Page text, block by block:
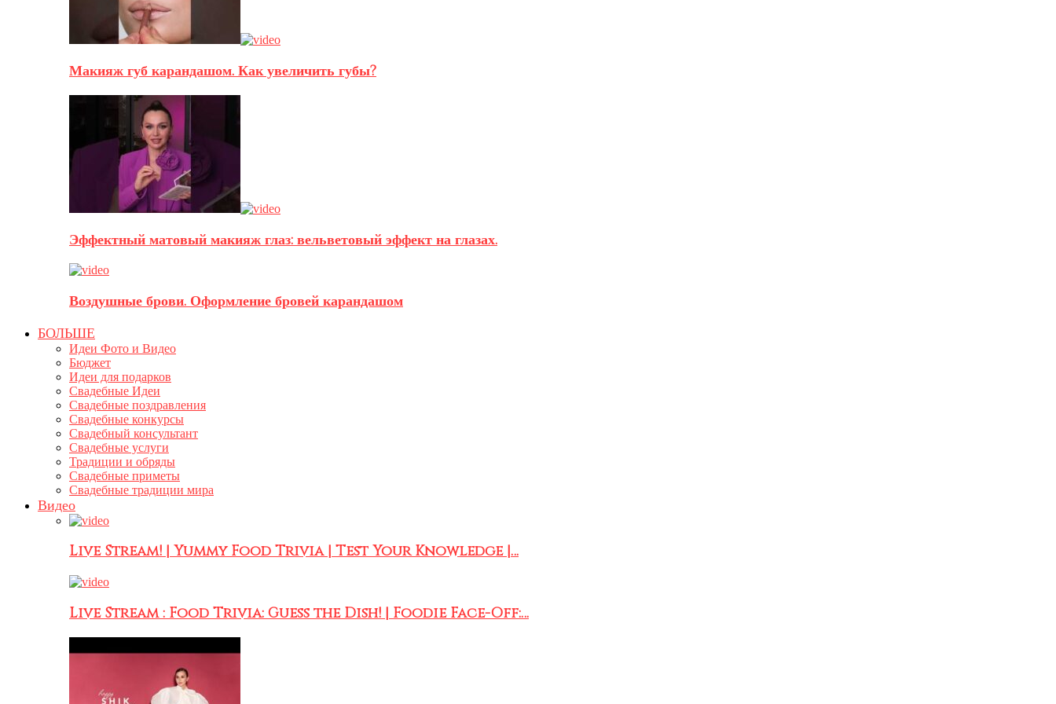
Макияж губ карандашом. Как увеличить губы?
Эффектный матовый макияж глаз: вельветовый эффект на глазах.
Воздушные брови. Оформление бровей карандашом
БОЛЬШЕ
Идеи Фото и Видео
Бюджет
Идеи для подарков
Свадебные Идеи
Свадебные поздравления
Свадебные конкурсы
Свадебный консультант
Свадебные услуги
Традиции и обряды
Свадебные приметы
Свадебные традиции мира
Видео
Live Stream! | Yummy Food Trivia | Test Your Knowledge |…
Live Stream : Food Trivia: Guess the Dish! | Foodie Face-Off:…